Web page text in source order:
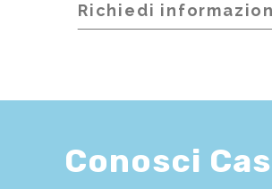
Richiedi
Conosci